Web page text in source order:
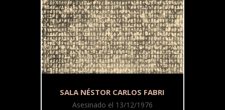
SALA NÉSTOR CARLOS FABRI
Asesinado el 13/12/1976